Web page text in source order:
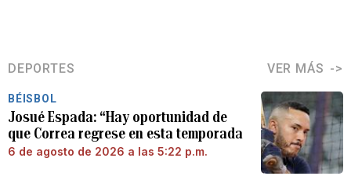
DEPORTES VER MÁS
BÉISBOL
Josué Espada: “Hay oportunidad de
que Correa regrese en esta temporada
6 de agosto de 2026 a las 5:22 p.m.